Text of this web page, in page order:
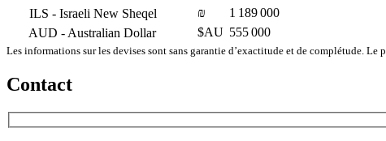
ILS - Israeli New Sheqel ₪
1 189 000
AUD - Australian Dollar $AU 555 000
Les informations sur les devises sont sans garantie d’exactitude et de complétude.
Contact